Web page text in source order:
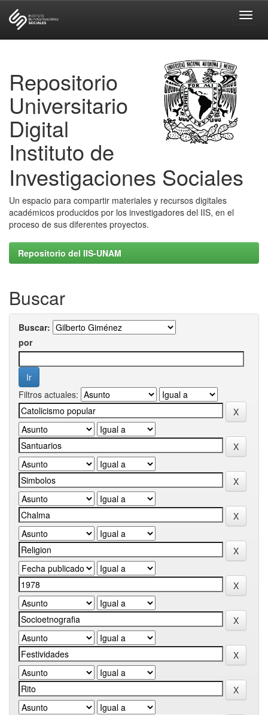
Repositorio
Universitario
Digital
Instituto de
Investigaciones Sociales
Un espacio para compartir materiales y recursos digitales
académicos producidos por los investigadores del IIS, en el
proceso de sus diferentes proyectos.
Repositorio del IIS-UNAM
Buscar
Buscar:
por
Filtros actuales: